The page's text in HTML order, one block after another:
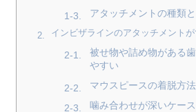
アタッチメントの種類
インビザラインのアタッチメント
被せ物や詰め物がある
やすい
マウスピースの着脱方
噛み合わせが深いケー